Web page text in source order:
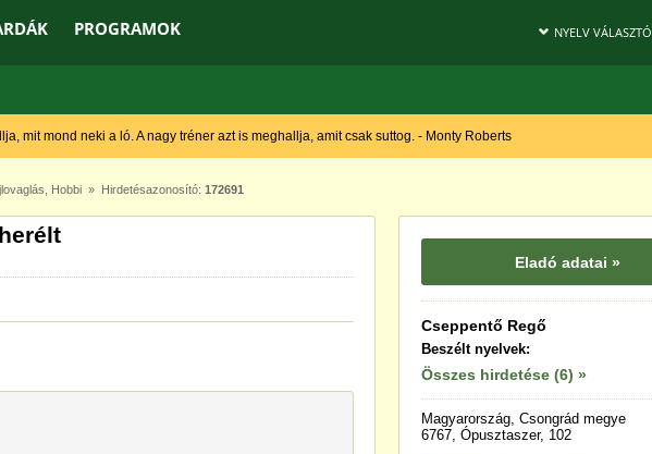
PROGRAMOK NYELV VÁLASZTÓ
mit mond neki a ló. A nagy tréner azt is meghallja, amit csak suttog. - Monty Roberts
Hobbi » Hirdetésazonosító: 172691
Eladó adatai »
Cseppentő Regő
Beszélt nyelvek:
Összes hirdetése (6) »
Magyarország, Csongrád megye
6767, Ópusztaszer, 102